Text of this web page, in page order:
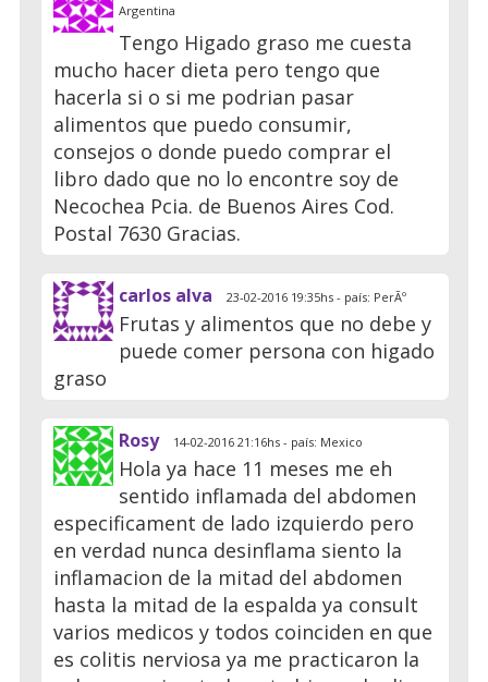
Argentina
Tengo Higado graso me cuesta
mucho hacer dieta pero tengo que
hacerla si o si me podrian pasar
alimentos que puedo consumir,
consejos o donde puedo comprar el
libro dado que no lo encontre soy de
Necochea Pcia. de Buenos Aires Cod.
Postal 7630 Gracias.
carlos alva 23-02-2016 19:35hs - país: PerÃº
Frutas y alimentos que no debe y
puede comer persona con higado
graso
Rosy 14-02-2016 21:16hs - país: Mexico
Hola ya hace 11 meses me eh
sentido inflamada del abdomen
especificament de lado izquierdo pero
en verdad nunca desinflama siento la
inflamacion de la mitad del abdomen
hasta la mitad de la espalda ya consult
varios medicos y todos coinciden en que
es colitis nerviosa ya me practicaron la